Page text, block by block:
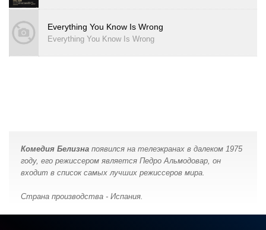
Everything You Know Is Wrong
Everything You Know Is Wrong
Комедия Белизна появился на телеэкранах в далеком 1975
году, его режиссером является Педро Альмодовар, он
входит в список самых лучших режиссеров мира.
Страна производства - Испания.